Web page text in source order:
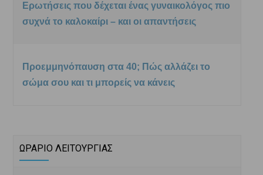
Ερωτήσεις που δέχεται ένας γυναικολόγος πιο
συχνά το καλοκαίρι – και οι απαντήσεις
Προεμμηνόπαυση στα 40; Πώς αλλάζει το
σώμα σου και τι μπορείς να κάνεις
ΩΡΑΡΙΟ ΛΕΙΤΟΥΡΓΙΑΣ